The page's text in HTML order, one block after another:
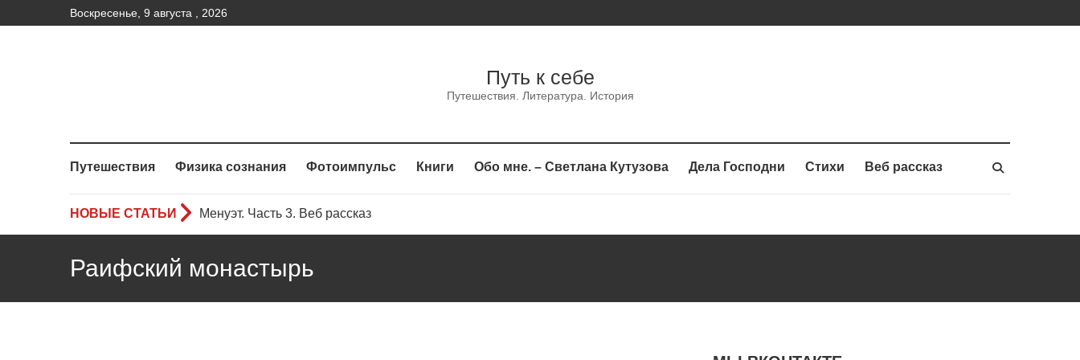
Воскресенье, 9 августа , 2026
Путь к себе
Путешествия. Литература. История
Путешествия Физика сознания Фотоимпульс Книги Обо мне. – Светлана Кутузова Дела Господни Стихи Веб рассказ
НОВЫЕ СТАТЬИ
Менуэт.Часть 2 – Веб рассказ
Менуэт. Часть 3. Веб рассказ
Раифский монастырь